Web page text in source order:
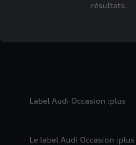
résultats.
Label Audi Occasion :plus
Le label Audi Occasion :plus